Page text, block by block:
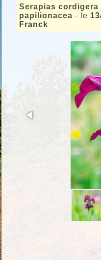
Serapias cordigera
papilionacea - le
Franck